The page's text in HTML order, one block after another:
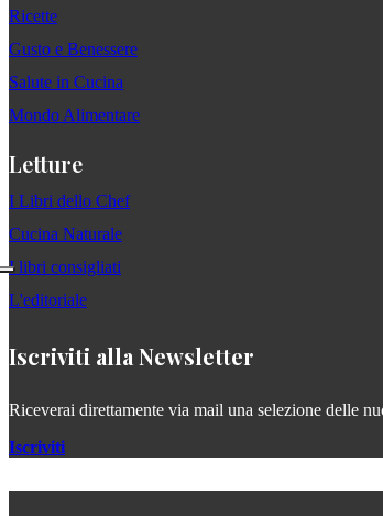
Ricette
Gusto e Benessere
Salute in Cucina
Mondo Alimentare
Letture
I Libri dello Chef
Cucina Naturale
I libri consigliati
L'editoriale
Iscriviti alla Newsletter
Riceverai direttamente via mail una selezione delle
Iscriviti